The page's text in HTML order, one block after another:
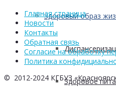
Здоровый образ
Здоровое
Главная страница
Новости
Контакты
Обратная связь
Согласие на обработку
Политика
© 2012-2024 КГБУЗ